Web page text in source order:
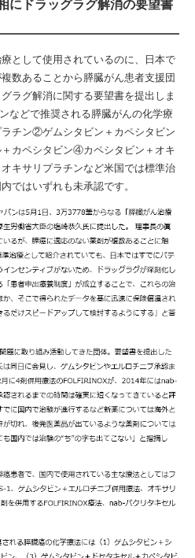
にドラッグラグ解消の要望書
として使用されているのに、日本で
数あることから膵臓がん患者支援団
ラグ解消に関する要望書を提出しま
などで推奨される膵臓がんの化学療
チン②ゲムシタビン＋カペシタビン
カペシタビン④カペシタビン＋オキ
キサリプラチンなど米国では標準治
ではいずれも未承認です。